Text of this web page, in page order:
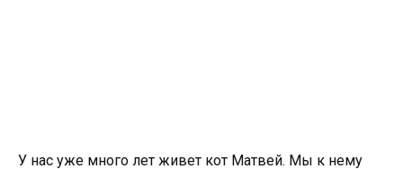
У нас уже много лет живет кот Матвей. Мы к нему